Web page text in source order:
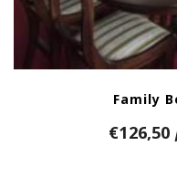
Family
€126,50